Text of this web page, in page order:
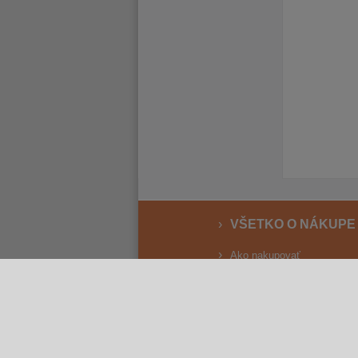
VŠETKO O NÁKUPE
Ako nakupovať